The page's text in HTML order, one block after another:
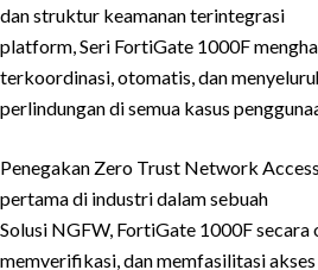
dan struktur keamanan terintegrasi
platform, Seri FortiGate 1000F
terkoordinasi, otomatis, dan
perlindungan di semua kasus
Penegakan Zero Trust Network
pertama di industri dalam sebuah
Solusi NGFW, FortiGate 1000F
memverifikasi, dan memfasilitasi